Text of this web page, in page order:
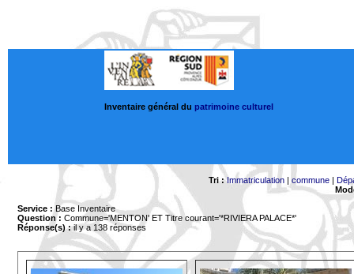
Inventaire général du patrimoine culturel
Tri : Immatriculation |commune |
Service : Base Inventaire
Question : Commune='MENTON' ET Titre courant='*RIVIERA PALACE*'
Réponse(s) :il y a 138 réponses